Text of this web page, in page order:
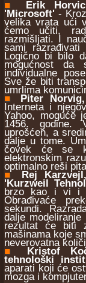
■
Erik
'Microsoft' -
velika vrata ući
ćemo učiti,
razmišljati. I
sami
Logično bi bilo
mogućnost da
individualne
Sve že biti
umrlima
■ Piter
Interneta i
Yahoo, moguće
1456. godine.
uprošćen, a
dalje u tome.
čovek će se
elektronskim
optimalno reši
■ Rej
'Kurzweil
brzo kao i vi i
Obrađivaće
sekundi.
dalje
rezultat će biti
mašinama koje
neverovatna
■ Kristof
tehnološki
aparati koji će
mozga i